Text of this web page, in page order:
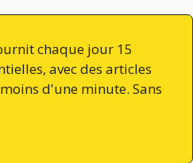
chaque jour 15
avec des articles
d'une minute. Sans